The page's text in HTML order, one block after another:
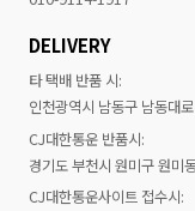
DELIVERY
타 택배 반품 시:
인천광역시 남동구 남동대
CJ대한통운 반품시:
경기도 부천시 원미구 원미
CJ대한통운사이트 접수시: